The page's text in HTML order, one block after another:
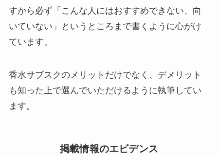
すから必ず「こんな人にはおすすめできない、向
いていない」というところまで書くように心がけ
ています。
香水サブスクのメリットだけでなく、デメリット
も知った上で選んでいただけるように執筆してい
ます。
掲載情報のエビデンス